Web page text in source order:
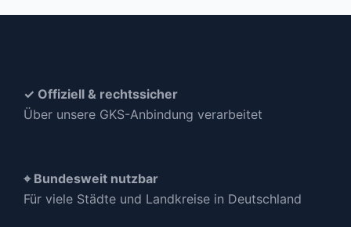
✓ Offiziell & rechtssicher
Über unsere GKS-Anbindung verarbeitet
⌖ Bundesweit nutzbar
Für viele Städte und Landkreise in Deutschland